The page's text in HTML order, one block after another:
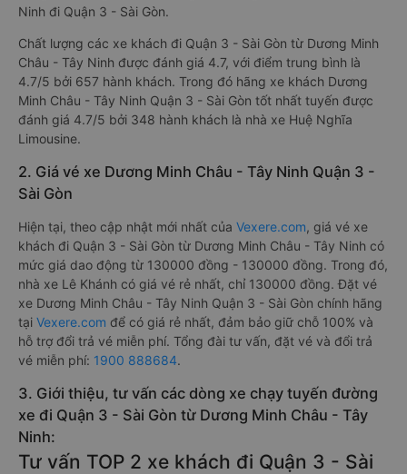
Ninh đi Quận 3 - Sài Gòn.
Chất lượng các xe khách đi Quận 3 - Sài Gòn từ Dương Minh
Châu - Tây Ninh được đánh giá 4.7, với điểm trung bình là
4.7/5 bởi 657 hành khách. Trong đó hãng xe khách Dương
Minh Châu - Tây Ninh Quận 3 - Sài Gòn tốt nhất tuyến được
đánh giá 4.7/5 bởi 348 hành khách là nhà xe Huệ Nghĩa
Limousine.
2. Giá vé xe Dương Minh Châu - Tây Ninh Quận 3 -
Sài Gòn
Hiện tại, theo cập nhật mới nhất của Vexere.com, giá vé xe
khách đi Quận 3 - Sài Gòn từ Dương Minh Châu - Tây Ninh có
mức giá dao động từ 130000 đồng - 130000 đồng. Trong đó,
nhà xe Lê Khánh có giá vé rẻ nhất, chỉ 130000 đồng. Đặt vé
xe Dương Minh Châu - Tây Ninh Quận 3 - Sài Gòn chính hãng
tại Vexere.com để có giá rẻ nhất, đảm bảo giữ chỗ 100% và
hỗ trợ đổi trả vé miễn phí. Tổng đài tư vấn, đặt vé và đổi trả
vé miễn phí: 1900 888684.
3. Giới thiệu, tư vấn các dòng xe chạy tuyến đường
xe đi Quận 3 - Sài Gòn từ Dương Minh Châu - Tây
Ninh:
Tư vấn TOP 2 xe khách đi Quận 3 - Sài